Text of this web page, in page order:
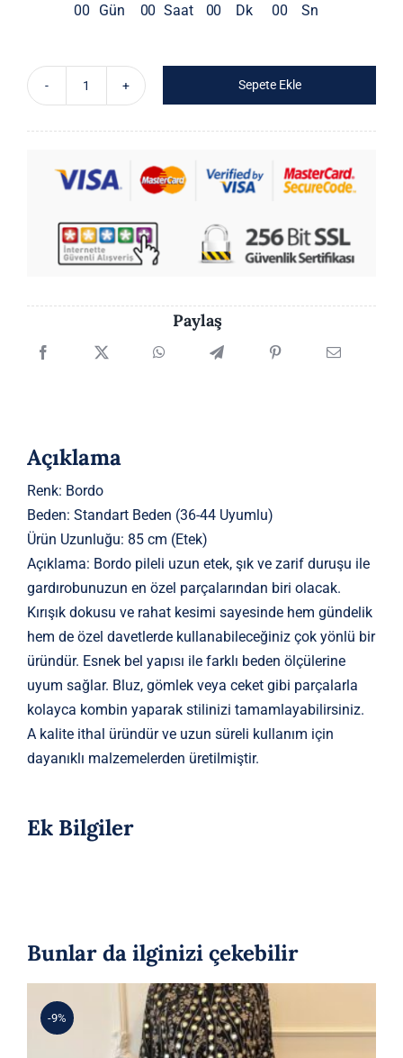
00 Gün 00 Saat 00 Dk 00 Sn
Etek
adet
Sepete Ekle
Paylaş
Açıklama
Renk: Bordo
Beden: Standart Beden (36-44 Uyumlu)
Ürün Uzunluğu: 85 cm (Etek)
Açıklama: Bordo pileli uzun etek, şık ve zarif duruşu ile
gardırobunuzun en özel parçalarından biri olacak.
Kırışık dokusu ve rahat kesimi sayesinde hem gündelik
hem de özel davetlerde kullanabileceğiniz çok yönlü bir
üründür. Esnek bel yapısı ile farklı beden ölçülerine
uyum sağlar. Bluz, gömlek veya ceket gibi parçalarla
kolayca kombin yaparak stilinizi tamamlayabilirsiniz.
A kalite ithal üründür ve uzun süreli kullanım için
dayanıklı malzemelerden üretilmiştir.
Ek Bilgiler
Bunlar da ilginizi çekebilir
-9%